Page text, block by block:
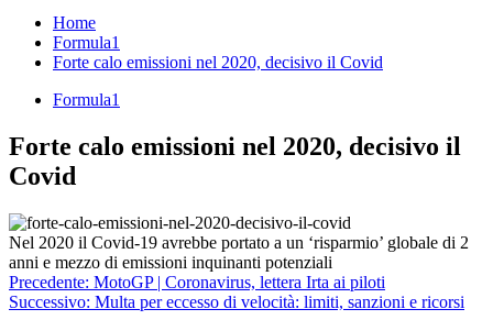
Home
Formula1
Forte calo emissioni nel 2020, decisivo il Covid
Formula1
Forte calo emissioni nel 2020, decisivo il
Covid
Nel 2020 il Covid-19 avrebbe portato a un ‘risparmio’ globale di 2
anni e mezzo di emissioni inquinanti potenziali
Navigazione
articolo
Precedente: MotoGP | Coronavirus, lettera Irta ai piloti
Successivo: Multa per eccesso di velocità: limiti, sanzioni e ricorsi